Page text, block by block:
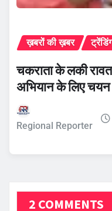
ख़बरों की ख़बर
चकराता के लकी
अभियान के लिए चयन
Regional Reporter
2 COMMENTS